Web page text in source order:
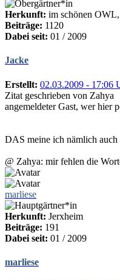
Herkunft: im schönen
Beiträge: 1120
Dabei seit: 01 / 2009
Jacke
Erstellt: 02.03.2009 - 17:06
Zitat geschrieben von Zahya
angemeldeter Gast, wer hier
DAS meine ich nämlich auch
@ Zahya: mir fehlen die
marliese
Herkunft: Jerxheim
Beiträge: 191
Dabei seit: 01 / 2009
marliese